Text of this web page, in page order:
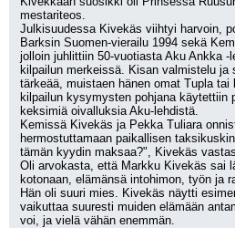
mestariteos.
Julkisuudessa Kivekäs viihtyi harvoin,
Barksin Suomen-vierailu 1994 sekä
jolloin juhlittiin 50-vuotiasta Aku Ankka -
kilpailun merkeissä. Kisan valmistelu ja
tärkeää, muistaen hänen omat Tupla
kilpailun kysymysten pohjana käytettiin
keksimiä oivalluksia Aku-lehdistä.
Kemissä Kivekäs ja Pekka Tuliara
hermostuttamaan paikallisen
tämän kyydin maksaa?", Kivekäs
Oli arvokasta, että Markku Kivekäs sai
kotonaan, elämänsä intohimon, työn ja
Hän oli suuri mies. Kivekäs näytti
vaikuttaa suuresti muiden elämään
voi, ja vielä vähän enemmän.